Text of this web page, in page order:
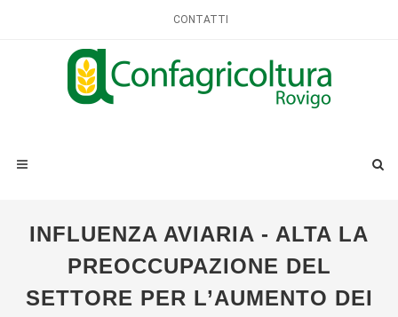
CONTATTI
INFLUENZA AVIARIA - ALTA LA
PREOCCUPAZIONE DEL
SETTORE PER L’AUMENTO DEI